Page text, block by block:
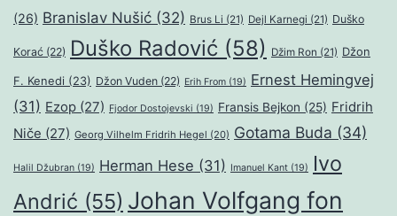
(26) Branislav Nušić (32) Brus Li (21) Dejl Karnegi (21) Duško
Korać (22) Duško Radović (58) Džim Ron (21) Džon
F. Kenedi (23) Džon Vuden (22) Erih From (19) Ernest Hemingvej
(31) Ezop (27) Fjodor Dostojevski (19) Fransis Bejkon (25) Fridrih
Niče (27) Georg Vilhelm Fridrih Hegel (20) Gotama Buda (34)
Halil Džubran (19) Herman Hese (31) Imanuel Kant (19)
Ivo
Andrić (55) Johan Volfgang fon